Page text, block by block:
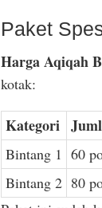
Paket
Harga Aqiqah
kotak:
Kategori
Bintang 1 60
Bintang 2 80